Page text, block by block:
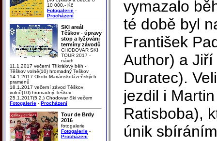
10 000,- Kč
Fotogalerie -
Procházení
SKI areál
Těškov - úpravy
stop a lyžování
termíny závodů
CHODOVAR SKI
TOUR 2017 -
návrh
11.1.2017 večerní Tříkrálový běh -
Těškov volně(10) hromadný Teškov
14.1.2017 Okolo Mariánskolázeňských
pramenů
18.1.2017 večerní závod Těškov
volně(10) hromadný Teškov
25.1.2017(5.2.) Chodovar Ski večern
Fotogalerie - Procházení
Tour de Brdy
2016
fotogalerie
Fotogalerie -
Procházení
vymazalo
té době byl
František
Author) a
Duratec).
jezdil i
Ratisboba),
únik